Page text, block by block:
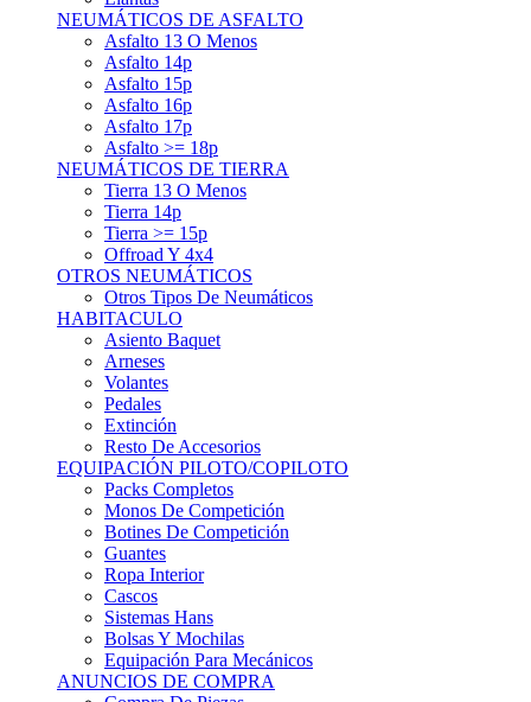
Asfalto 13 O Menos
Asfalto 14p
Asfalto 15p
Asfalto 16p
Asfalto 17p
Asfalto >= 18p
NEUMÁTICOS DE TIERRA
Tierra 13 O Menos
Tierra 14p
Tierra >= 15p
Offroad Y 4x4
OTROS NEUMÁTICOS
Otros Tipos De Neumáticos
HABITACULO
Asiento Baquet
Arneses
Volantes
Pedales
Extinción
Resto De Accesorios
EQUIPACIÓN PILOTO/COPILOTO
Packs Completos
Monos De Competición
Botines De Competición
Guantes
Ropa Interior
Cascos
Sistemas Hans
Bolsas Y Mochilas
Equipación Para Mecánicos
ANUNCIOS DE COMPRA
Compra De Piezas
Compra De Neumáticos